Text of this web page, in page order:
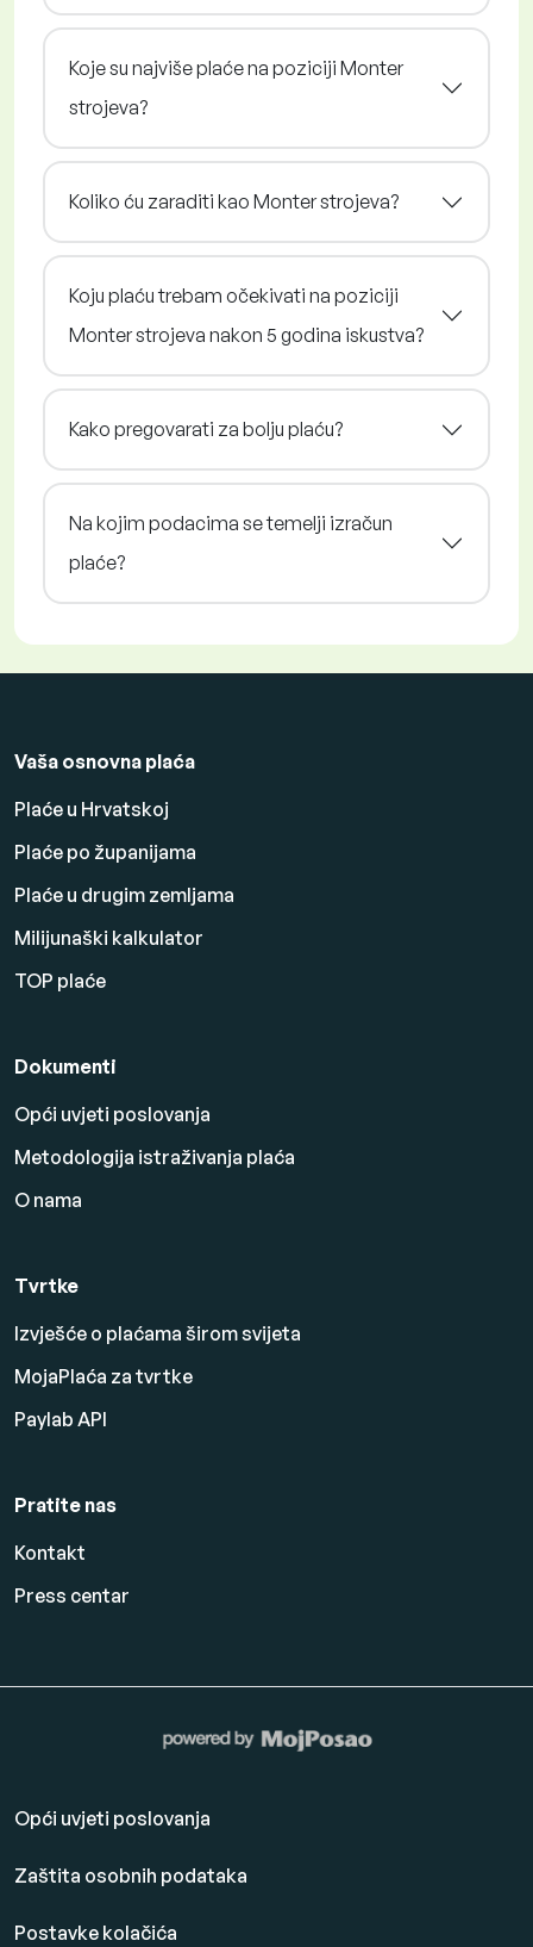
Koje su najviše plaće na poziciji Monter
strojeva?
Koliko ću zaraditi kao Monter strojeva?
Koju plaću trebam očekivati na poziciji
Monter strojeva nakon 5 godina iskustva?
Kako pregovarati za bolju plaću?
Na kojim podacima se temelji izračun
plaće?
Vaša osnovna plaća
Plaće u Hrvatskoj
Plaće po županijama
Plaće u drugim zemljama
Milijunaški kalkulator
TOP plaće
Dokumenti
Opći uvjeti poslovanja
Metodologija istraživanja plaća
O nama
Tvrtke
Izvješće o plaćama širom svijeta
MojaPlaća za tvrtke
Paylab API
Pratite nas
Kontakt
Press centar
Opći uvjeti poslovanja
Zaštita osobnih podataka
Postavke kolačića